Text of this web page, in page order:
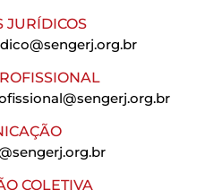
JURÍDICOS
COLETIVA